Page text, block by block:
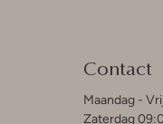
Contact
Maandag -
Zaterdag